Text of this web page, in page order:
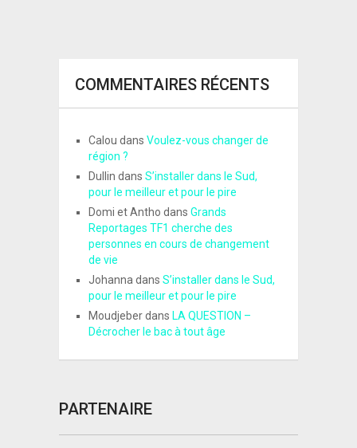
COMMENTAIRES RÉCENTS
Calou dans Voulez-vous changer de
région ?
Dullin dans S’installer dans le Sud,
pour le meilleur et pour le pire
Domi et Antho dans Grands
Reportages TF1 cherche des
personnes en cours de changement
de vie
Johannadans S’installer dans le Sud,
pour le meilleur et pour le pire
Moudjeberdans LA QUESTION –
Décrocher le bac à tout âge
PARTENAIRE